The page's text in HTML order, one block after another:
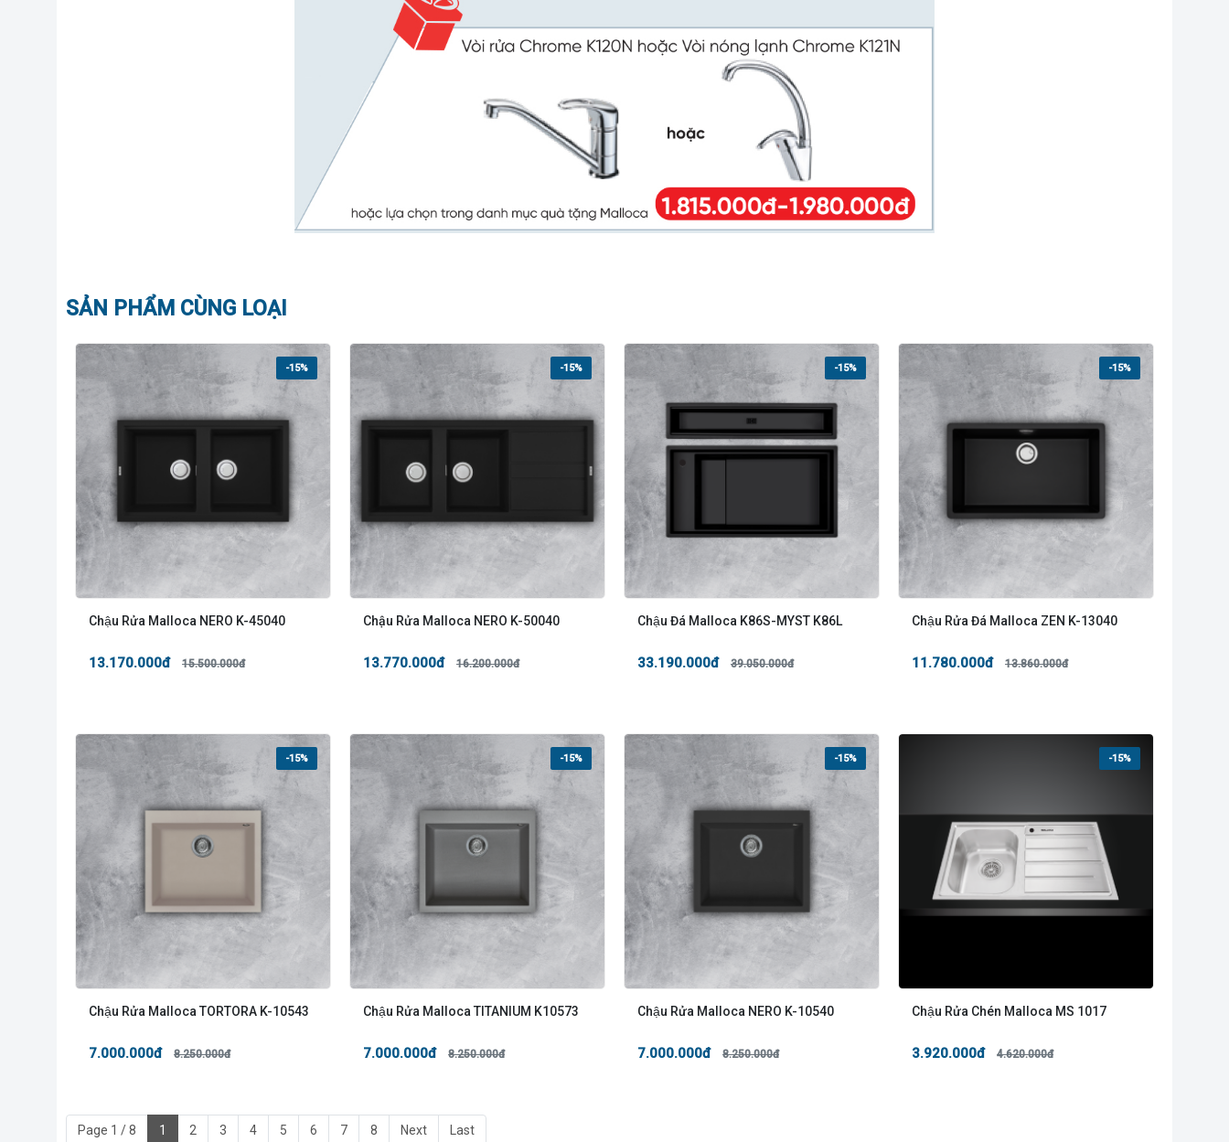
SẢN PHẨM CÙNG LOẠI
Chậu Rửa Malloca NERO K-45040
13.170.000đ 15.500.000đ
-15%
Chậu Rửa Malloca NERO K-50040
13.770.000đ 16.200.000đ
-15%
Chậu Đá Malloca K86S-MYST K86L
33.190.000đ 39.050.000đ
-15%
Chậu Rửa Đá Malloca ZEN K-13040
11.780.000đ 13.860.000đ
-15%
Chậu Rửa Malloca TORTORA K-10543
7.000.000đ 8.250.000đ
-15%
Chậu Rửa Malloca TITANIUM K10573
7.000.000đ 8.250.000đ
-15%
Chậu Rửa Malloca NERO K-10540
7.000.000đ 8.250.000đ
-15%
Chậu Rửa Chén Malloca MS 1017
3.920.000đ 4.620.000đ
-15%
Page 1 / 8 1 2 3 4 5 6 7 8 Next Last